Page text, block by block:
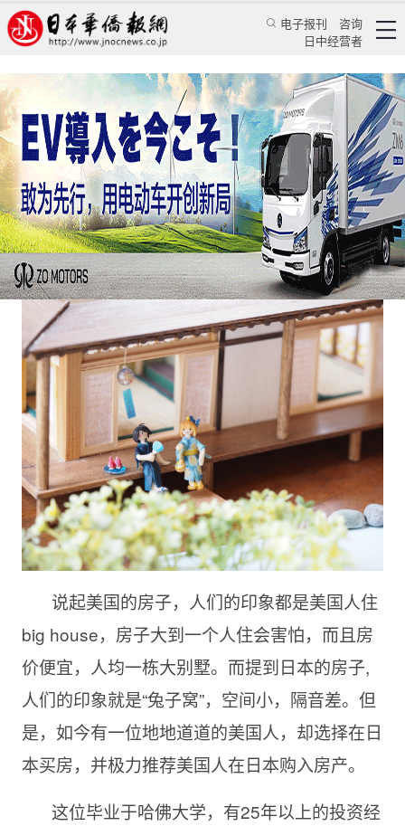
电子报刊
咨询
日中经营者
美国人也在日本贷款买房？
刘若曦 日本新闻 地产动态
日本华侨报 2023/2/17 18:56:27
说起美国的房子，人们的印象都是美国人住
big house，房子大到一个人住会害怕，而且房
价便宜，人均一栋大别墅。而提到日本的房子,
人们的印象就是“兔子窝”，空间小，隔音差。但
是，如今有一位地地道道的美国人，却选择在日
本买房，并极力推荐美国人在日本购入房产。
这位毕业于哈佛大学，有25年以上的投资经